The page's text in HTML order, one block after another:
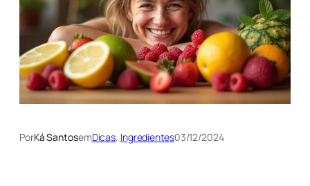
PorKá SantosemDicas, Ingredientes03/12/2024